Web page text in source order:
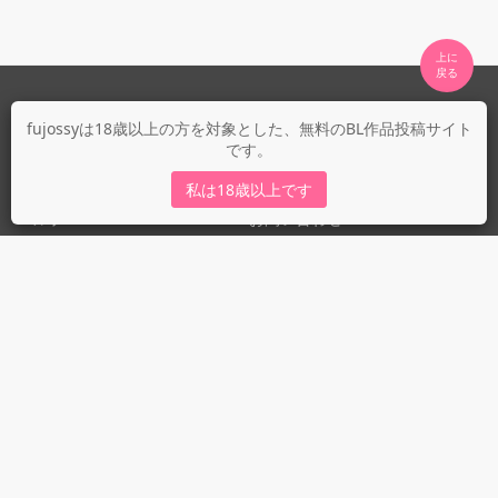
fujossyは18歳以上の方を対象とした、無料のBL作品投稿サイト
です。
私は18歳以上です
上に
fujossyについて
fujossy運営ブログ